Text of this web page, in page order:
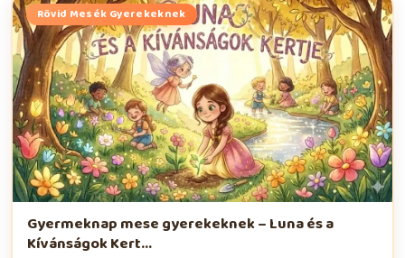
Rövid Mesék Gyerekeknek
Gyermeknap mese gyerekeknek – Luna és a
Kívánságok Kert...